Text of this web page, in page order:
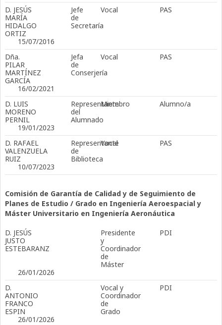
D. JESÚS
MARÍA
HIDALGO
ORTIZ
Jefe
de
Secretaría
Vocal PAS
15/07/2016
Dña.
PILAR
MARTÍNEZ
GARCÍA
Jefa
de
Conserjería
Vocal PAS
16/02/2021
D. LUIS
MORENO
PERNIL
Representante
del
Alumnado
Miembro Alumno/a
19/01/2023
D. RAFAEL
VALENZUELA
RUIZ
Representante
de
Biblioteca
Vocal PAS
10/07/2023
Comisión de Garantía de Calidad y de Seguimiento de
Planes de Estudio / Grado en Ingeniería Aeroespacial y
Máster Universitario en Ingeniería Aeronáutica
D. JESÚS
JUSTO
ESTEBARANZ
Presidente
y
Coordinador
de
Máster
PDI
26/01/2026
D.
ANTONIO
FRANCO
ESPIN
Vocal y
Coordinador
de
Grado
PDI
26/01/2026